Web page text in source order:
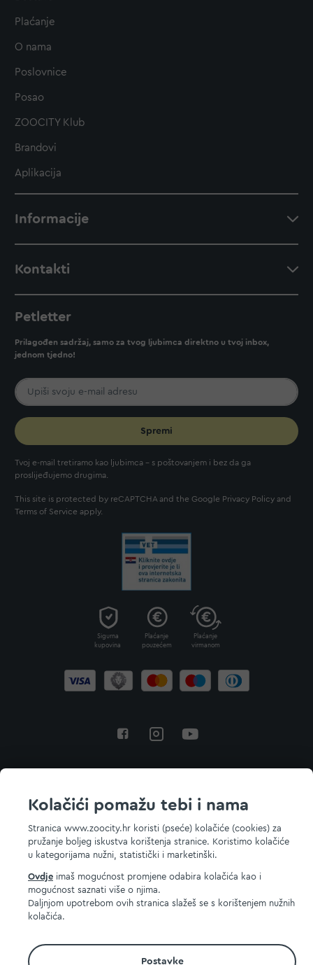
Kolačići pomažu tebi i nama
Stranica www.zoocity.hr koristi (pseće) kolačiće (cookies) za
pružanje boljeg iskustva korištenja stranice. Koristimo kolačiće
u kategorijama nužni, statistički i marketinški.
Ovdje imaš mogućnost promjene odabira kolačića kao i
mogućnost saznati više o njima.
Daljnjom upotrebom ovih stranica slažeš se s korištenjem nužnih
kolačića.
Postavke
Plaćanje
O nama
Poslovnice
Posao
ZOOCITY Klub
Brandovi
Aplikacija
Informacije
Kontakti
Petletter
Prilagođen sadržaj, samo za tvog ljubimca direktno u tvoj inbox,
jednom tjedno!
Spremi
Tvoj e-mail tretiramo kao ljubimca - s poštovanjem i bez da ga
proslijeđujemo drugima.
This site is protected by reCAPTCHA and the Google Privacy Policy and
Terms of Service apply.
Sigurna
kupovina
Plaćanje
pouzećem
Plaćanje
virmanom
© 2026 ZOOCITY. Sva prava zadržana.